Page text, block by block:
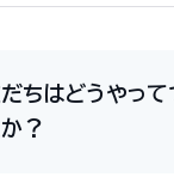
ちはどうやって
？